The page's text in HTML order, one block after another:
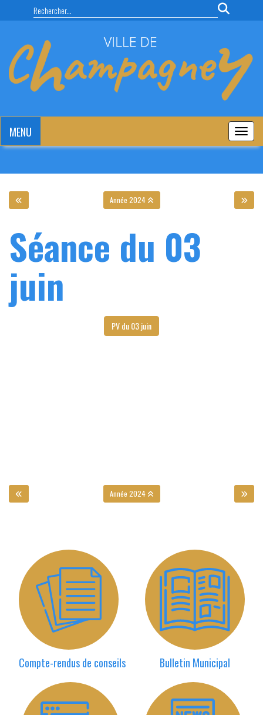
MENU
MENU
Année 2024
Séance du 03
juin
PV du 03 juin
Année 2024
Compte-rendus de conseils Bulletin Municipal
Panneau de gestion des cookies